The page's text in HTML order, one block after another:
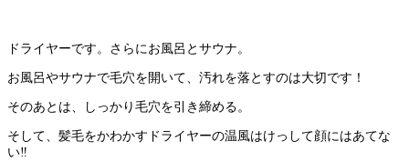
ドライヤーです。さらにお風呂とサウナ。
お風呂やサウナで毛穴を開いて、汚れを落とすのは大切です！
そのあとは、しっかり毛穴を引き締める。
そして、髪毛をかわかすドライヤーの温風はけっして顔にはあてな
い‼︎